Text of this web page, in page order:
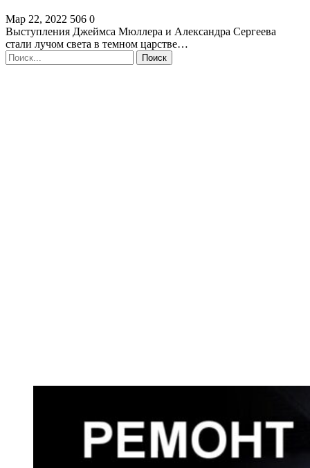
Мар 22, 2022 506 0
Выступления Джеймса Мюллера и Александра Сергеева
стали лучом света в темном царстве…